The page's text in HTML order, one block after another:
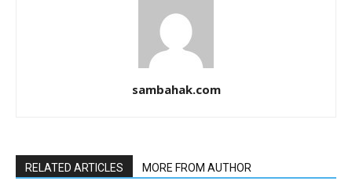
sambahak.com
RELATED ARTICLES MORE FROM AUTHOR